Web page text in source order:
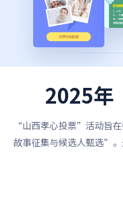
2025年
“山西孝心投票”活动旨
故事征集与候选人甄选”。